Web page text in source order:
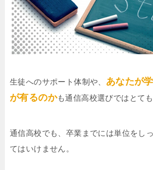
生徒へのサポート体制や、 あなたが
が有るのかも通信高校選びではとても
通信高校でも、卒業までには単位をし
てはいけません。